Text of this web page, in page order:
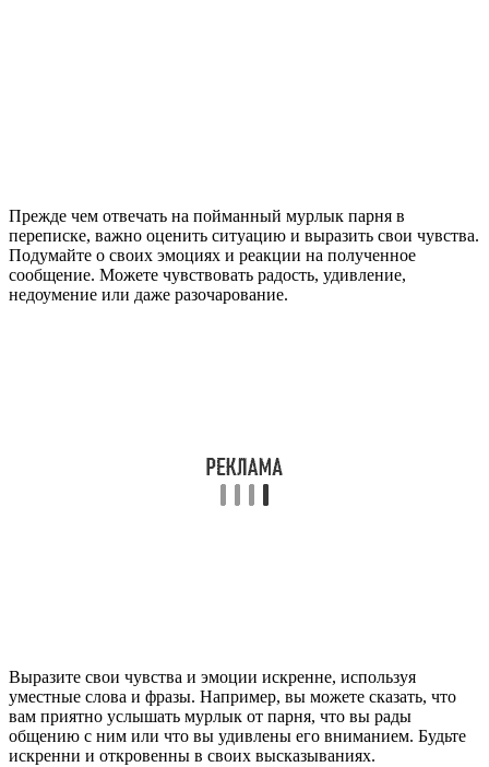
Прежде чем отвечать на пойманный мурлык парня в
переписке, важно оценить ситуацию и выразить свои чувства.
Подумайте о своих эмоциях и реакции на полученное
сообщение. Можете чувствовать радость, удивление,
недоумение или даже разочарование.
Выразите свои чувства и эмоции искренне, используя
уместные слова и фразы. Например, вы можете сказать, что
вам приятно услышать мурлык от парня, что вы рады
общению с ним или что вы удивлены его вниманием. Будьте
искренни и откровенны в своих высказываниях.